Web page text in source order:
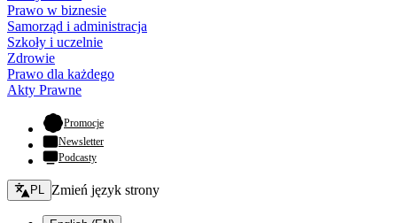
Prawo w biznesie
Samorząd i administracja
Szkoły i uczelnie
Zdrowie
Prawo dla każdego
Akty Prawne
Promocje- otwiera się w nowej karcie
Newsletter
Podcasty
Zmień język - bieżący:
PL Zmień język strony